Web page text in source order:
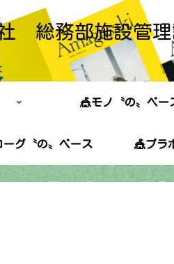
総務部施設管
🎪モノ〝の〟ベー
ーグ〝の〟ベース 🎪プラ